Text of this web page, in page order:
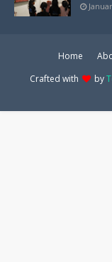
Home
Crafted with
by